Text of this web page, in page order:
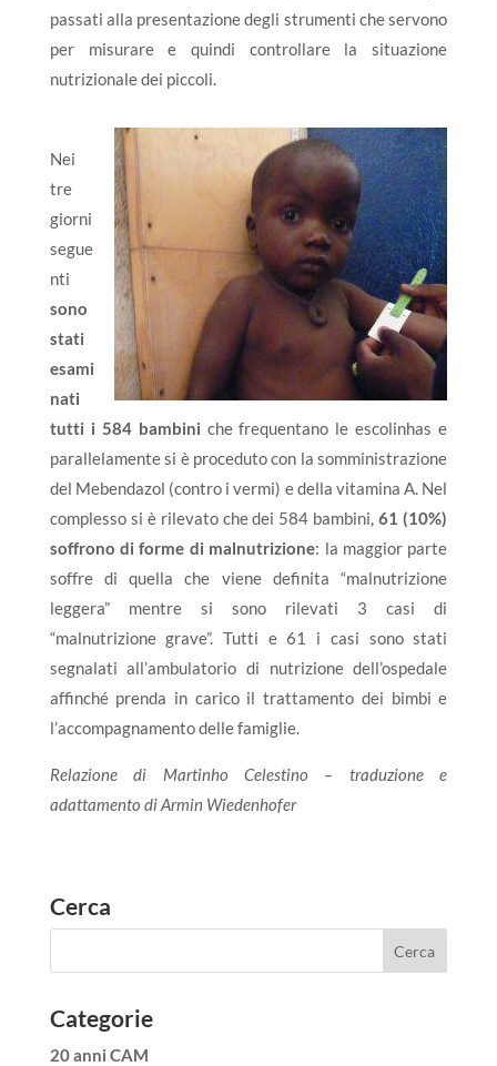
passati alla presentazione degli strumenti che servono
per misurare e quindi controllare la situazione
nutrizionale dei piccoli.
Nei
tre
giorni
segue
nti
sono
stati
esami
nati
tutti i 584 bambini che frequentano le escolinhas e
parallelamente si è proceduto con la somministrazione
del Mebendazol (contro i vermi) e della vitamina A. Nel
complesso si è rilevato che dei 584 bambini,61 (10%)
soffrono di forme di malnutrizione: la maggior parte
soffre di quella che viene definita “malnutrizione
leggera” mentre si sono rilevati 3 casi di
“malnutrizione grave”. Tutti e 61 i casi sono stati
segnalati all’ambulatorio di nutrizione dell’ospedale
affinché prenda in carico il trattamento dei bimbi e
l’accompagnamento delle famiglie.
Relazione di Martinho Celestino – traduzione e
adattamento di Armin Wiedenhofer
Cerca
Categorie
20 anni CAM